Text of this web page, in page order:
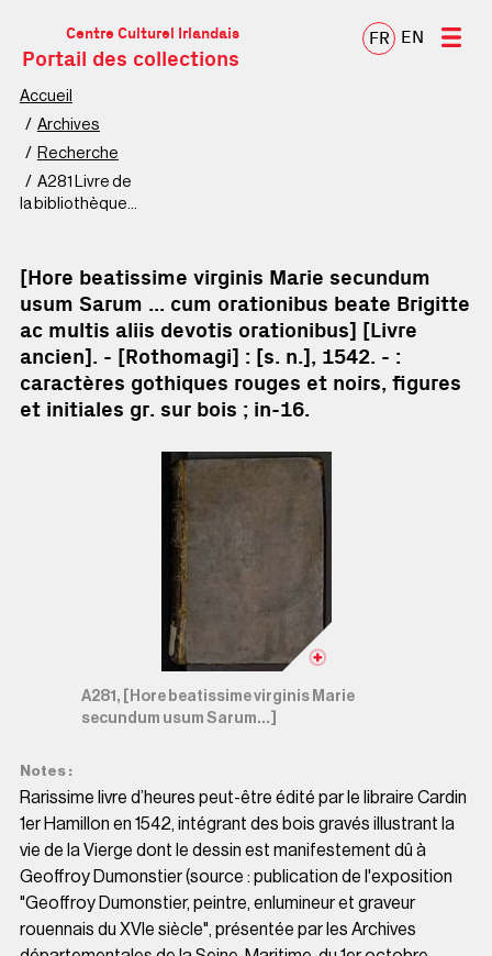
Centre Culturel Irlandais
Portail des collections
FR EN
Accueil
Archives
Recherche
A281 Livre de
la bibliothèque
[Hore beatissime virginis Marie secundum
usum Sarum ... cum orationibus beate Brigitte
ac multis aliis devotis orationibus] [Livre
ancien]. - [Rothomagi] : [s. n.], 1542. - :
caractères gothiques rouges et noirs, figures
et initiales gr. sur bois ; in-16.
A281, [Hore beatissime virginis Marie
secundum usum Sarum...]
Notes
Rarissime livre d’heures peut-être édité par le libraire Cardin
1er Hamillon en 1542, intégrant des bois gravés illustrant la
vie de la Vierge dont le dessin est manifestement dû à
Geoffroy Dumonstier (source : publication de l'exposition
"Geoffroy Dumonstier, peintre, enlumineur et graveur
rouennais du XVIe siècle", présentée par les Archives